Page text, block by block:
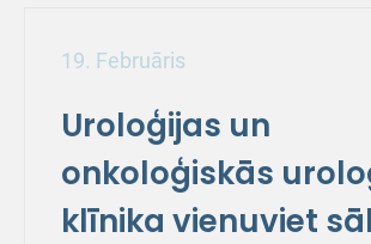
19. Februāris
Uroloģijas un
onkoloģiskās
klīnika vienuviet